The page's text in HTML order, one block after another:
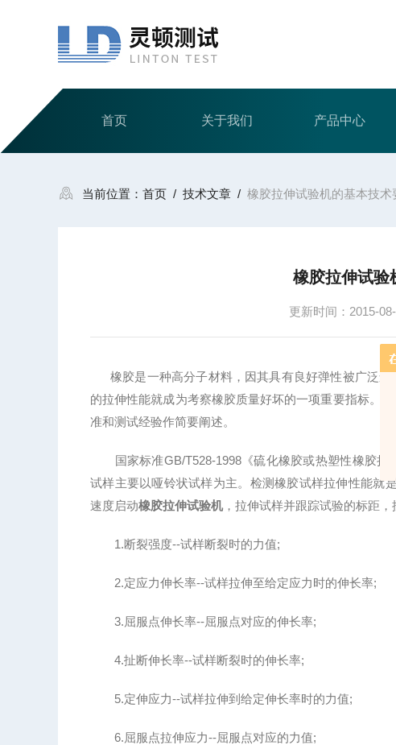
首页 关于我们 产品中心
当前位置： 首页 / 技术文章 / 橡胶拉伸试验机的基本技术
橡胶拉伸试验
更新时间：2015-08-
橡胶是一种高分子材料，因其具有良好弹性被广泛运
的拉伸性能就成为考察橡胶质量好坏的一项重要指标。
准和测试经验作简要阐述。
国家标准GB/T528-1998《硫化橡胶或热塑性橡胶拉
试样主要以哑铃状试样为主。检测橡胶试样拉伸性能就
速度启动橡胶拉伸试验机，拉伸试样并跟踪试验的标距，
1.断裂强度--试样断裂时的力值;
2.定应力伸长率--试样拉伸至给定应力时的伸长率;
3.屈服点伸长率--屈服点对应的伸长率;
4.扯断伸长率--试样断裂时的伸长率;
5.定伸应力--试样拉伸到给定伸长率时的力值;
6.屈服点拉伸应力--屈服点对应的力值;